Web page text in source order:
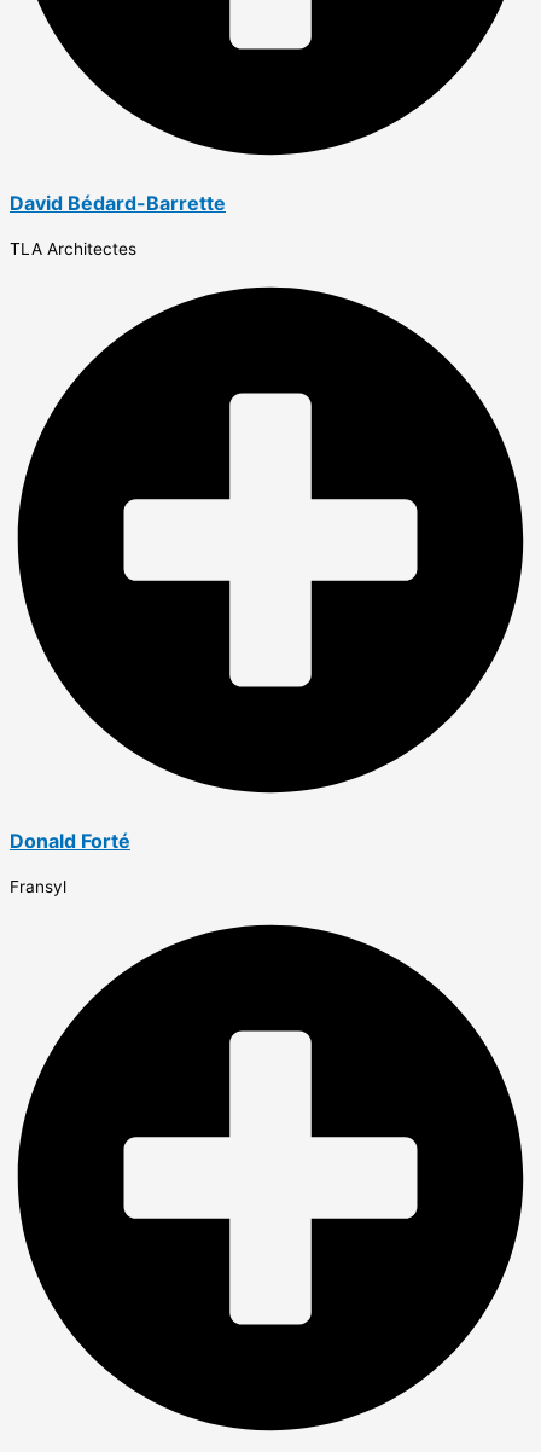
David Bédard-Barrette
TLA Architectes
Donald Forté
Fransyl